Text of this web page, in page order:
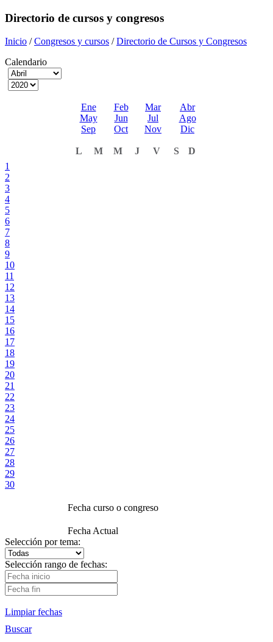
Directorio de cursos y congresos
Inicio /Congresos y cursos /Directorio de Cursos y Congresos
Calendario
Ene Feb Mar
Abr
May
Jun Jul
Ago
Sep
Oct Nov Dic
L M M J V S
D
1
2
3
4
5
6
7
8
9
10
11
12
13
14
15
16
17
18
19
20
21
22
23
24
25
26
27
28
29
30
Fecha curso o congreso
Fecha Actual
Selección por tema:
Selección rango de fechas:
Limpiar fechas
Buscar